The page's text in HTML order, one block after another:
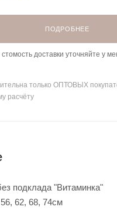
ПОДРОБНЕЕ
доставки уточняйте у
только ОПТОВЫХ
расчёту
подклада "Витаминка"
62, 68, 74см